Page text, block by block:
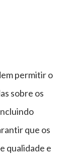
permitir o
sobre os
que os
qualidade e